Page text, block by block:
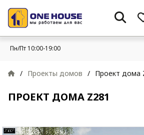
Пн/Пт 10:00-19:00
/ Проекты домов / Проект дома
ПРОЕКТ ДОМА Z281